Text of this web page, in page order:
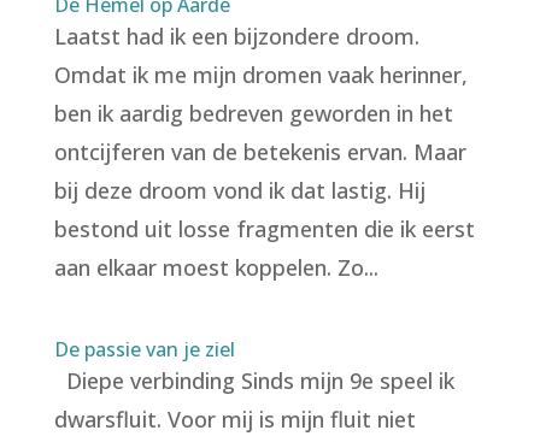
Laatst had ik een bijzondere droom.
Omdat ik me mijn dromen vaak herinner,
ben ik aardig bedreven geworden in het
ontcijferen van de betekenis ervan. Maar
bij deze droom vond ik dat lastig. Hij
bestond uit losse fragmenten die ik eerst
aan elkaar moest koppelen. Zo...
De passie van je ziel
Diepe verbinding Sinds mijn 9e speel ik
dwarsfluit. Voor mij is mijn fluit niet